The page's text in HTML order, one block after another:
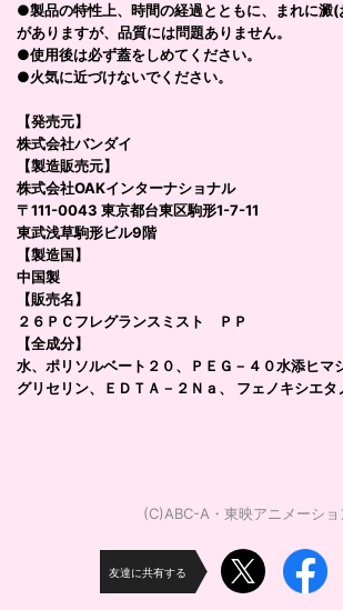
●製品の特性上、時間の経過とともに、まれに澱
がありますが、品質には問題ありません。
●使用後は必ず蓋をしめてください。
●火気に近づけないでください。
【発売元】
株式会社バンダイ
【製造販売元】
株式会社OAKインターナショナル
〒111-0043 東京都台東区駒形1-7-11
東武浅草駒形ビル9階
【製造国】
中国製
【販売名】
２６ＰＣフレグランスミスト ＰＰ
【全成分】
水、ポリソルベート２０、ＰＥＧ－４０水添ヒマ
グリセリン、ＥＤＴＡ－２Ｎａ、 フェノキシエタ
(C)ABC-A・東映アニメーショ
友達に共有する